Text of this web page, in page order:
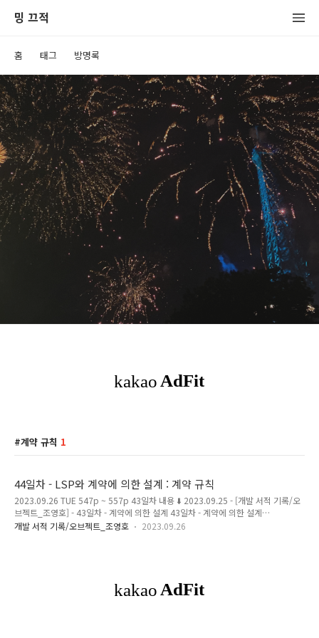
밍 끄적
홈 태그 방명록
계약 규칙 1
44일차 - LSP와 계약에 의한 설계 : 계약 규칙
2023.09.26 TUE 547p ~ 557p 43일차 내용 ⬇️ 2023.09.25 - [개발 서적 기록/오
브젝트_조영호] - 43일차 - 계약에 의한 설계 43일차 - 계약에 의한 설계
2023.09.25 MON 538p ~ 546p 42일차 내용 ⬇️ 2023.09.25 - [분류 전체보기] -
된 계약을 준수해야한다. LSP의..
개발 서적 기록/오브젝트_조영호 2023.09.26